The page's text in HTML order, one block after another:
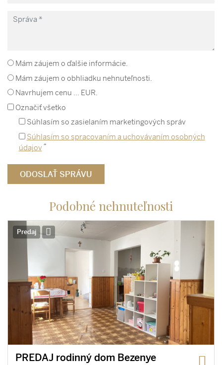
Mám záujem o ďalšie informácie.
Mám záujem o obhliadku nehnuteľnosti.
Navrhujem cenu ... EUR.
Označiť všetko
Súhlasím so zasielaním marketingových správ
Súhlasím so spracovaním a uchovávaním osobných
údajov *
Podobné nehnuteľnosti
Predaj
PREDAJ rodinný dom Bezenye